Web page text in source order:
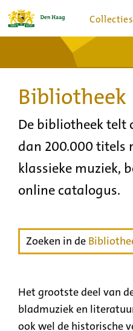
Bronnen en collecties
Dienstverlening
Bezoek
Over
Contact
Bibliotheek
De bibliotheek telt
dan 200.000 titels
klassieke muziek,
online catalogus.
Zoeken in de
Het grootste deel van
bladmuziek en
ook wel de historische